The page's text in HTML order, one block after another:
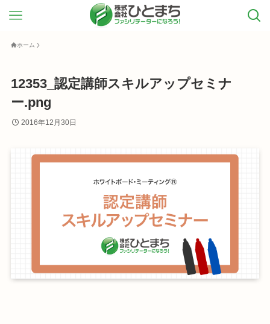
ホーム
12353_認定講師スキルアップセミナ
ー.png
2016年12月30日